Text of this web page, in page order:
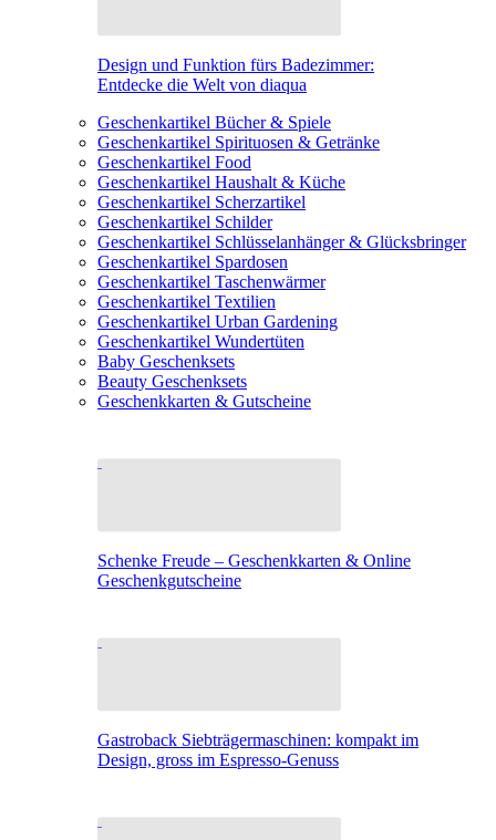
Design und Funktion fürs Badezimmer:
Entdecke die Welt von diaqua
Geschenkartikel Bücher & Spiele
Geschenkartikel Spirituosen & Getränke
Geschenkartikel Food
Geschenkartikel Haushalt & Küche
Geschenkartikel Scherzartikel
Geschenkartikel Schilder
Geschenkartikel Schlüsselanhänger & Glücksbringer
Geschenkartikel Spardosen
Geschenkartikel Taschenwärmer
Geschenkartikel Textilien
Geschenkartikel Urban Gardening
Geschenkartikel Wundertüten
Baby Geschenksets
Beauty Geschenksets
Geschenkkarten & Gutscheine
Schenke Freude – Geschenkkarten & Online
Geschenkgutscheine
Gastroback Siebträgermaschinen: kompakt im
Design, gross im Espresso-Genuss